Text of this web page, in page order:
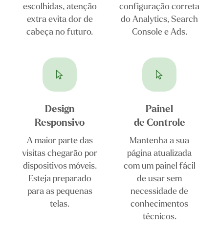
escolhidas, atenção
extra evita dor de
cabeça no futuro.
configuração correta
do Analytics, Search
Console e Ads.
Design
Responsivo
A maior parte das
visitas chegarão por
dispositivos móveis.
Esteja preparado
para as pequenas
telas.
Painel
de Controle
Mantenha a sua
página atualizada
com um painel fácil
de usar sem
necessidade de
conhecimentos
técnicos.